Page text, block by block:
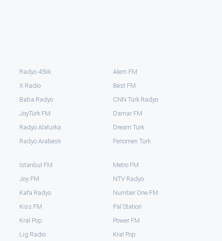
Radyo 45lik
X Radio
Baba Radyo
JoyTürk FM
Radyo Alaturka
Radyo Arabesk
Alem FM
Best FM
CNN Türk Radyo
Damar FM
Dream Türk
Fenomen Türk
İstanbul FM
Joy FM
Kafa Radyo
Kiss FM
Kral Pop
⁠Lig Radio
Metro FM
NTV Radyo
Number One FM
Pal Station
Power FM
Kral Pop